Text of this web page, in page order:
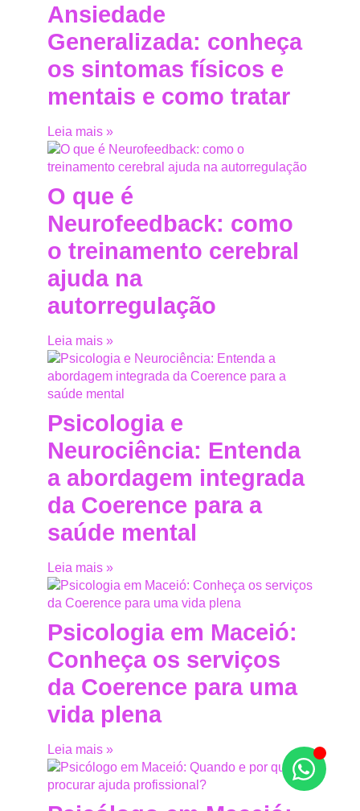
Ansiedade
Generalizada: conheça
os sintomas físicos e
mentais e como tratar
Leia mais »
O que é
Neurofeedback: como
o treinamento cerebral
ajuda na
autorregulação
Leia mais »
Psicologia e
Neurociência: Entenda
a abordagem integrada
da Coerence para a
saúde mental
Leia mais »
Psicologia em Maceió:
Conheça os serviços
da Coerence para uma
vida plena
Leia mais »